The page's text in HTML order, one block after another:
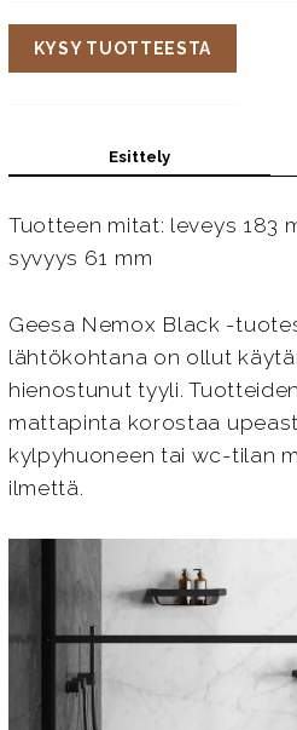
KYSY TUOTTEESTA
Esittely
Tuotteen mitat: leveys 183
syvyys 61 mm
Geesa Nemox Black -
lähtökohtana on ollut
hienostunut tyyli.
mattapinta korostaa
kylpyhuoneen tai wc-tilan
ilmettä.